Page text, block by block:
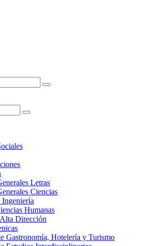
Letras
Ciencias
Ingeniería
Humanas
Dirección
Gastronomía, Hotelería y Turismo